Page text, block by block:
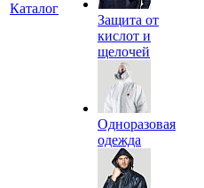
Каталог
Защита от
кислот и
щелочей
Одноразовая
одежда